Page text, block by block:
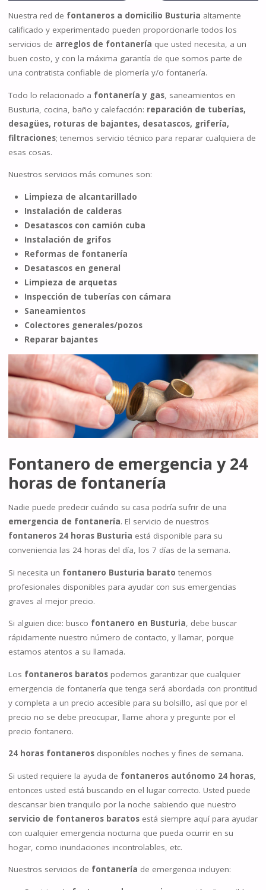
Nuestra red de fontaneros a domicilio Busturia altamente
calificado y experimentado pueden proporcionarle todos los
servicios de arreglos de fontanería que usted necesita, a un
buen costo, y con la máxima garantía de que somos parte de
una contratista confiable de plomería y/o fontanería.
Todo lo relacionado a fontanería y gas, saneamientos en
Busturia, cocina, baño y calefacción: reparación de tuberías,
desagües, roturas de bajantes, desatascos, grifería,
filtraciones; tenemos servicio técnico para reparar cualquiera de
esas cosas.
Nuestros servicios más comunes son:
Limpieza de alcantarillado
Instalación de calderas
Desatascos con camión cuba
Instalación de grifos
Reformas de fontanería
Desatascos en general
Limpieza de arquetas
Inspección de tuberías con cámara
Saneamientos
Colectores generales/pozos
Reparar bajantes
Fontanero de emergencia y 24
horas de fontanería
Nadie puede predecir cuándo su casa podría sufrir de una
emergencia de fontanería. El servicio de nuestros
fontaneros 24 horas Busturia está disponible para su
conveniencia las 24 horas del día, los 7 días de la semana.
Si necesita un fontanero Busturia barato tenemos
profesionales disponibles para ayudar con sus emergencias
graves al mejor precio.
Si alguien dice: busco fontanero en Busturia, debe buscar
rápidamente nuestro número de contacto, y llamar, porque
estamos atentos a su llamada.
Los fontaneros baratospodemos garantizar que cualquier
emergencia de fontanería que tenga será abordada con prontitud
y completa a un precio accesible para su bolsillo, así que por el
precio no se debe preocupar, llame ahora y pregunte por el
precio fontanero.
24 horas fontanerosdisponibles noches y fines de semana.
Si usted requiere la ayuda de fontaneros autónomo 24 horas,
entonces usted está buscando en el lugar correcto. Usted puede
descansar bien tranquilo por la noche sabiendo que nuestro
servicio de fontaneros baratosestá siempre aquí para ayudar
con cualquier emergencia nocturna que pueda ocurrir en su
hogar, como inundaciones incontrolables, etc.
Nuestros servicios de fontanería de emergencia incluyen: